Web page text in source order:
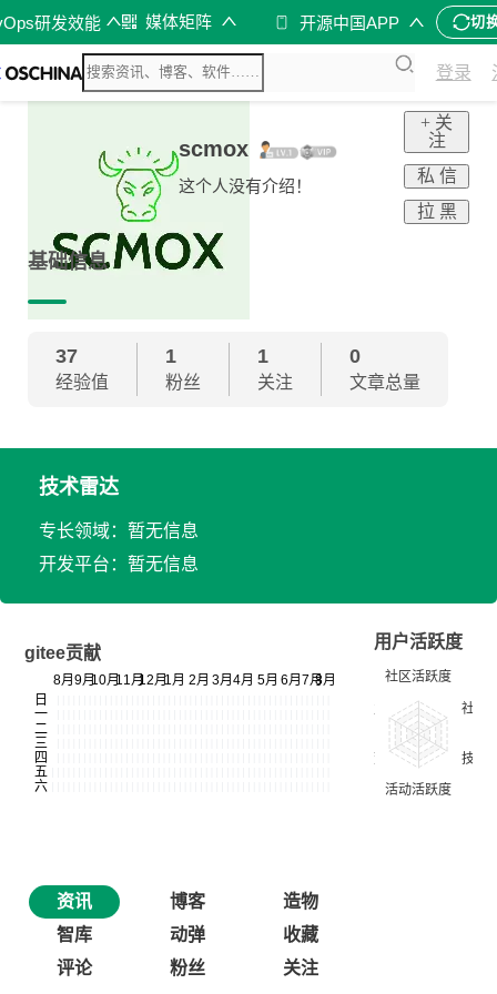
研发效能 媒体矩阵 开源中国APP 切
登录
scmox
这个人没有介绍！
+ 关
注
私 信
拉 黑
基础信息
37
经验值
1
粉丝
1
关注
0
文章总量
技术雷达
专长领域：暂无信息
开发平台：暂无信息
gitee贡献
用户活跃度
资讯 博客
造物
智库
动弹
收藏
评论
粉丝 关注